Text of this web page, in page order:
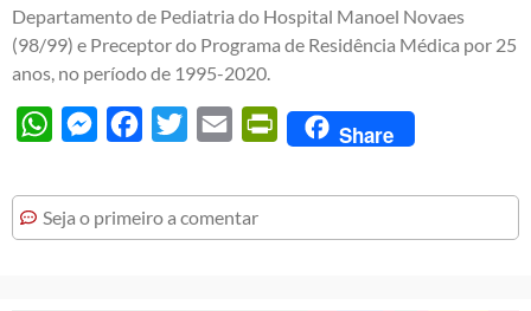
Departamento de Pediatria do Hospital Manoel Novaes
(98/99) e Preceptor do Programa de Residência Médica por 25
anos, no período de 1995-2020.
WhatsAppMessengerFacebook
Twitter Email PrintFriendly
Share
Seja o primeiro a comentar